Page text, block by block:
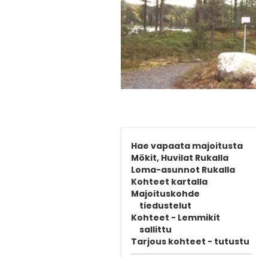
Hae vapaata majoitusta
Mökit, Huvilat Rukalla
Loma-asunnot Rukalla
Kohteet kartalla
Majoituskohde
tiedustelut
Kohteet - Lemmikit
sallittu
Tarjous kohteet - tutustu